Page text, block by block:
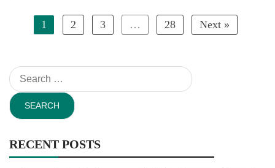
1 2 3 … 28 Next »
Search
for:
RECENT POSTS